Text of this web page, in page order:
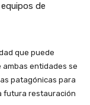
de
que puede
ambas entidades se
patagónicas para
futura restauración